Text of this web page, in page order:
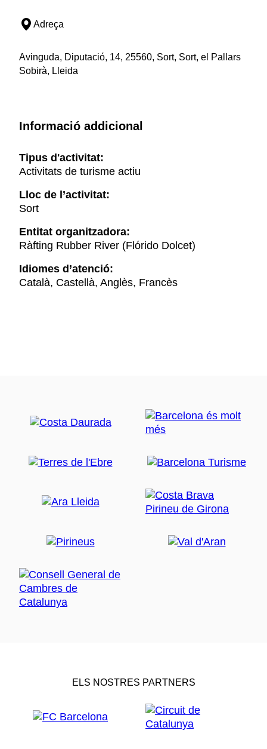
Adreça
Avinguda, Diputació, 14, 25560, Sort, Sort, el Pallars
Sobirà, Lleida
Informació addicional
Tipus d'activitat:
Activitats de turisme actiu
Lloc de l’activitat:
Sort
Entitat organitzadora:
Ràfting Rubber River (Flórido Dolcet)
Idiomes d’atenció:
Català, Castellà, Anglès, Francès
ELS NOSTRES PARTNERS